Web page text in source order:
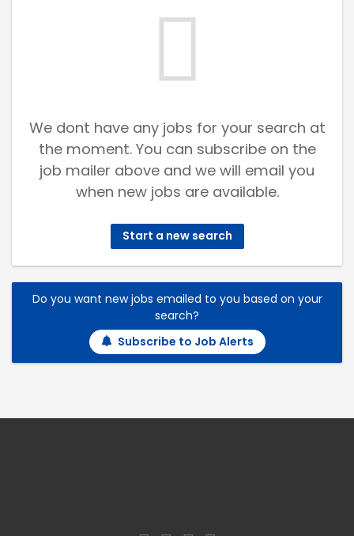
We dont have any jobs for your search at
the moment. You can subscribe on the
job mailer above and we will email you
when new jobs are available.
Start a new search
Do you want new jobs emailed to you based on your
search?
Subscribe to Job Alerts